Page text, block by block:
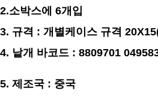
2.소박스에 6개입
3. 규격 : 개별케이스 규격
4. 낱개 바코드 : 8809701
5. 제조국 : 중국